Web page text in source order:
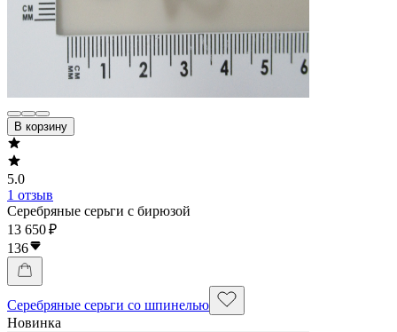
В корзину
5.0
1 отзыв
Серебряные серьги с бирюзой
13 650 ₽
136
Серебряные серьги со шпинелью
Новинка